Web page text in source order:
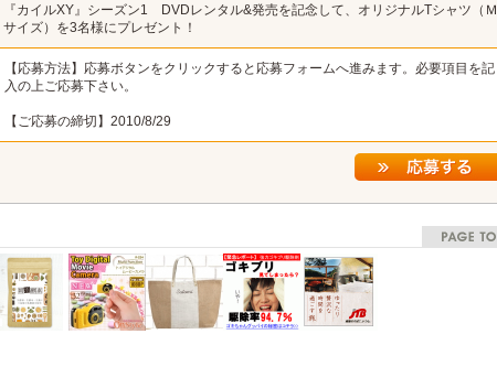
『カイルXY』シーズン1 DVDレンタル&発売を記念して、オリジナルTシャツ（Ｍ
サイズ）を3名様にプレゼント！
【応募方法】応募ボタンをクリックすると応募フォームへ進みます。必要項目を記
入の上ご応募下さい。
【ご応募の締切】2010/8/29